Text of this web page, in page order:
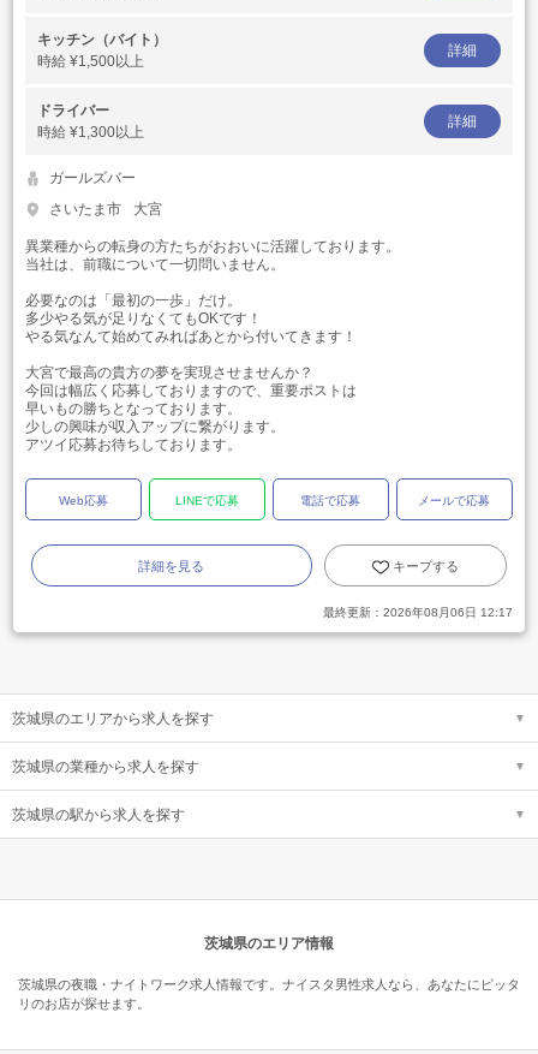
キッチン（バイト）
時給 ¥1,500以上
詳細
ドライバー
時給 ¥1,300以上
詳細
ガールズバー
さいたま市
大宮
異業種からの転身の方たちがおおいに活躍しております。
当社は、前職について一切問いません。
必要なのは「最初の一歩」だけ。
多少やる気が足りなくてもOKです！
やる気なんて始めてみればあとから付いてきます！
大宮で最高の貴方の夢を実現させませんか？
今回は幅広く応募しておりますので、重要ポストは
早いもの勝ちとなっております。
少しの興味が収入アップに繋がります。
アツイ応募お待ちしております。
Web応募 LINEで応募 電話で応募 メールで応募
詳細を見る キープする
最終更新： 2026年08月06日 12:17
茨城県のエリアから求人を探す
茨城県の業種から求人を探す
茨城県の駅から求人を探す
茨城県のエリア情報
茨城県の夜職・ナイトワーク求人情報です。ナイスタ男性求人なら、あなたにピッタ
リのお店が探せます。